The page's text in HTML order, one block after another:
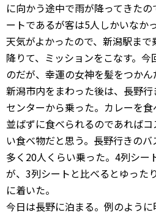
に向かう途中で雨が降ってきた
ートであるが客は5人しかいなか
天気がよかったので、新潟駅ま
降りて、ミッションをこなす。
のだが、幸運の女神を髪をつかん
新潟市内をまわった後は、長野
センターから乗った。カレーを
並ばずに食べられるのであれば
い食べ物だと思う。長野行きの
多く20人くらい乗った。4列シー
が、3列シートと比べるとゆった
に着いた。
今日は長野に泊まる。例のよう